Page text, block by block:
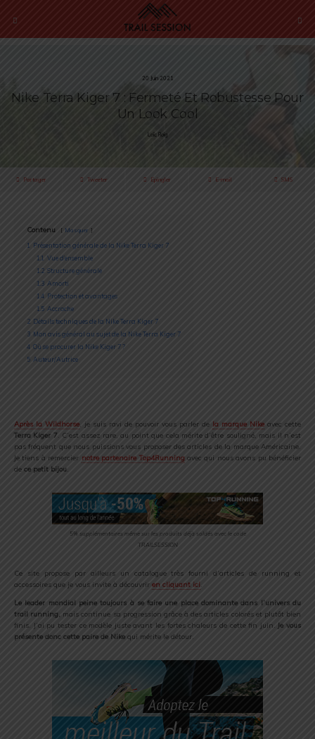
20 Juin 2021
Nike Terra Kiger 7 : Fermeté Et Robustesse Pour
Un Look Cool
Loïc Roig
Partager Tweeter Épingler E-mail SMS
Contenu Masquer
1
Présentation générale de la Nike Terra Kiger 7
1.1 Vue d’ensemble
1.2 Structure générale
1.3 Amorti
1.4 Protection et avantages
1.5 Accroche
2 Détails techniques de la Nike Terra Kiger 7
3 Mon avis général au sujet de la Nike Terra Kiger 7
4 Où se procurer la Nike Kiger 7 ?
5 Auteur/Autrice
Après la Wildhorse , je suis ravi de pouvoir vous parler de la marque Nike avec cette
Terra Kiger 7. C’est assez rare, au point que cela mérite d’être souligné, mais il n’est
pas fréquent que nous puissions vous proposer des articles de la marque Américaine.
Je tiens à remercier notre partenaire Top4Runningavec qui nous avons pu bénéficier
de ce petit bijou.
5% supplémentaires même sur les produits déjà soldés avec le code
TRAILSESSION
Ce site propose par ailleurs un catalogue très fourni d’articles de running et
accessoires que je vous invite à découvrir en cliquant ici
Le leader mondial peine toujours à se faire une place dominante dans l’univers du
trail running, mais continue sa progression grâce à des articles colorés et plutôt bien
finis. J’ai pu tester ce modèle juste avant les fortes chaleurs de cette fin juin. Je vous
présente donc cette paire de Nike qui mérite le détour.